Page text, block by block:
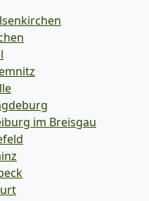
im Breisgau